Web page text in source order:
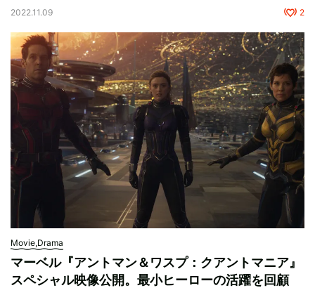
2022.11.09 2
Movie,Drama
マーベル『アントマン＆ワスプ：クアントマニア』
スペシャル映像公開。最小ヒーローの活躍を回顧